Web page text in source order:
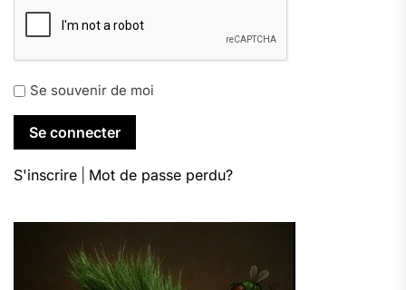
Se souvenir de moi
S'inscrire Mot de passe perdu?